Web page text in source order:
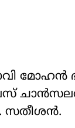
മോഹൻ
സതീശൻ.